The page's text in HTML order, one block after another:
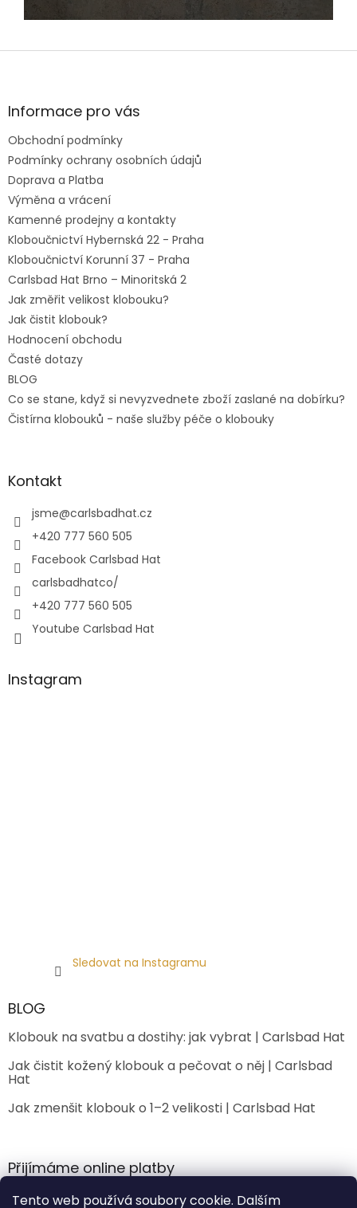
Tento web používá soubory cookie. Dalším
Z
aInformace pro vás
Obchodní podmínky
Podmínky ochrany osobních údajů
Doprava a Platba
Výměna a vrácení
Kamenné prodejny a kontakty
Kloboučnictví Hybernská 22 - Praha
Kloboučnictví Korunní 37 - Praha
Carlsbad Hat Brno – Minoritská 2
Jak změřit velikost klobouku?
Jak čistit klobouk?
Hodnocení obchodu
Časté dotazy
BLOG
Co se stane, když si nevyzvednete zboží zaslané na dobírku?
Čistírna klobouků - naše služby péče o klobouky
Kontakt
jsme@carlsbadhat.cz
+420 777 560 505
Facebook Carlsbad Hat
carlsbadhatco/
+420 777 560 505
Youtube Carlsbad Hat
Instagram
Sledovat na Instagramu
BLOG
Klobouk na svatbu a dostihy: jak vybrat | Carlsbad Hat
Jak čistit kožený klobouk a pečovat o něj | Carlsbad
Hat
Jak zmenšit klobouk o 1–2 velikosti | Carlsbad Hat
Přijímáme online platby